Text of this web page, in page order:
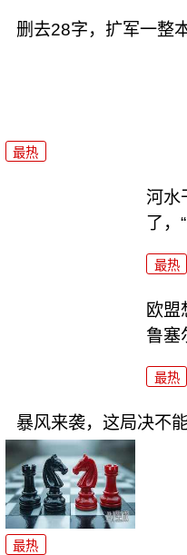
删去28字，扩军一整
最热
河水
了，
最热
欧盟
鲁塞
最热
暴风来袭，这局决不
最热